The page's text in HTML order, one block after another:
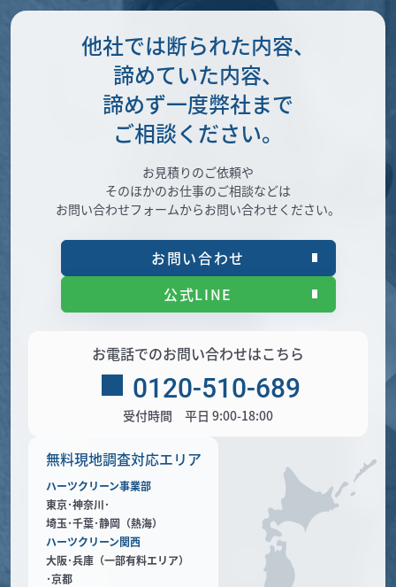
無料現地調査対応エリア
ハーツクリーン事業部
東京･神奈川･
埼玉･千葉･静岡（熱海）
ハーツクリーン関西
大阪･兵庫（一部有料エリア）
･京都
他社では断られた内容、
諦めていた内容、
諦めず一度弊社まで
ご相談ください。
お見積りのご依頼や
そのほかのお仕事のご相談などは
お問い合わせフォームからお問い合わせください。
お問い合わせ
公式LINE
お電話でのお問い合わせはこちら
0120-510-689
受付時間 平日 9:00-18:00